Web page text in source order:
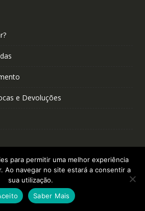
e Devoluções
para permitir uma melhor experiência
Ao navegar no site estará a consentir a
sua utilização.
Saber Mais